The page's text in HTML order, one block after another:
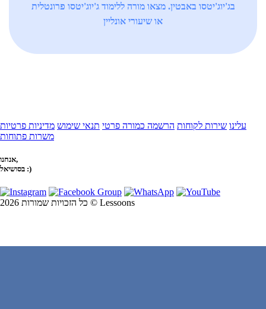
בג'יוג'יטסו באבטין. מצאו מורה ללימוד ג'יוג'יטסו פרונטלית
או שיעורי אונליין
עלינו שירות לקוחות הרשמה כמורה פרטי תנאי שימוש מדיניות פרטיות
משרות פתוחות
אנחנו,
בסושיאל :)
כל הזכויות שמורות 2026 © Lessoons